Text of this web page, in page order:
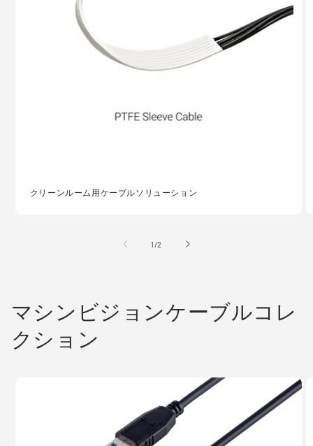
クリーンルーム用ケーブルソリューション
1/の
2
マシンビジョンケーブルコレ
クション